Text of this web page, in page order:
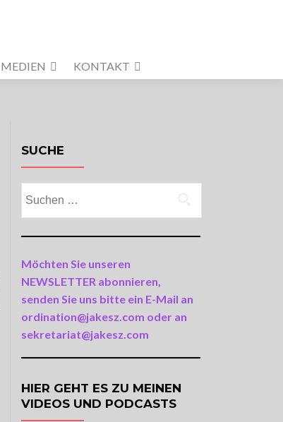
MEDIEN KONTAKT
SUCHE
nach:
Möchten Sie unseren
NEWSLETTER abonnieren,
senden Sie uns bitte ein E-Mail an
ordination@jakesz.com oder an
sekretariat@jakesz.com
HIER GEHT ES ZU MEINEN
VIDEOS UND PODCASTS